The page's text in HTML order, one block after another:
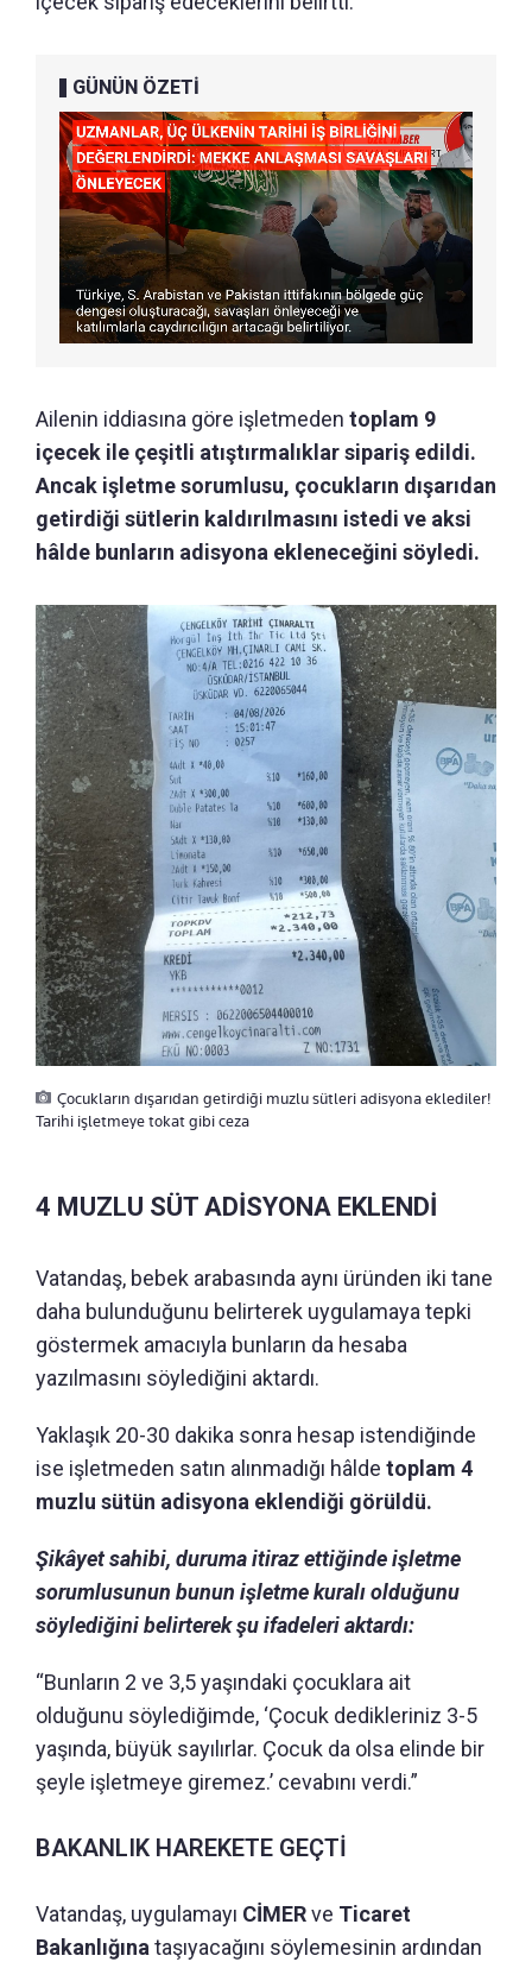
GÜNÜN ÖZETİ
Ailenin iddiasına göre işletmeden toplam 9
içecek ile çeşitli atıştırmalıklar sipariş edildi.
Ancak işletme sorumlusu, çocukların dışarıdan
getirdiği sütlerin kaldırılmasını istedi ve aksi
hâlde bunların adisyona ekleneceğini söyledi.
Çocukların dışarıdan getirdiği muzlu sütleri adisyona eklediler!
Tarihi işletmeye tokat gibi ceza
4 MUZLU SÜT ADİSYONA EKLENDİ
Vatandaş, bebek arabasında aynı üründen iki tane
daha bulunduğunu belirterek uygulamaya tepki
göstermek amacıyla bunların da hesaba
yazılmasını söylediğini aktardı.
Yaklaşık 20-30 dakika sonra hesap istendiğinde
ise işletmeden satın alınmadığı hâlde toplam 4
muzlu sütün adisyona eklendiği görüldü.
Şikâyet sahibi, duruma itiraz ettiğinde işletme
sorumlusunun bunun işletme kuralı olduğunu
söylediğini belirterek şu ifadeleri aktardı:
“Bunların 2 ve 3,5 yaşındaki çocuklara ait
olduğunu söylediğimde, ‘Çocuk dedikleriniz 3-5
yaşında, büyük sayılırlar. Çocuk da olsa elinde bir
şeyle işletmeye giremez.’ cevabını verdi.”
BAKANLIK HAREKETE GEÇTİ
Vatandaş, uygulamayı CİMERve Ticaret
Bakanlığınataşıyacağını söylemesinin ardından